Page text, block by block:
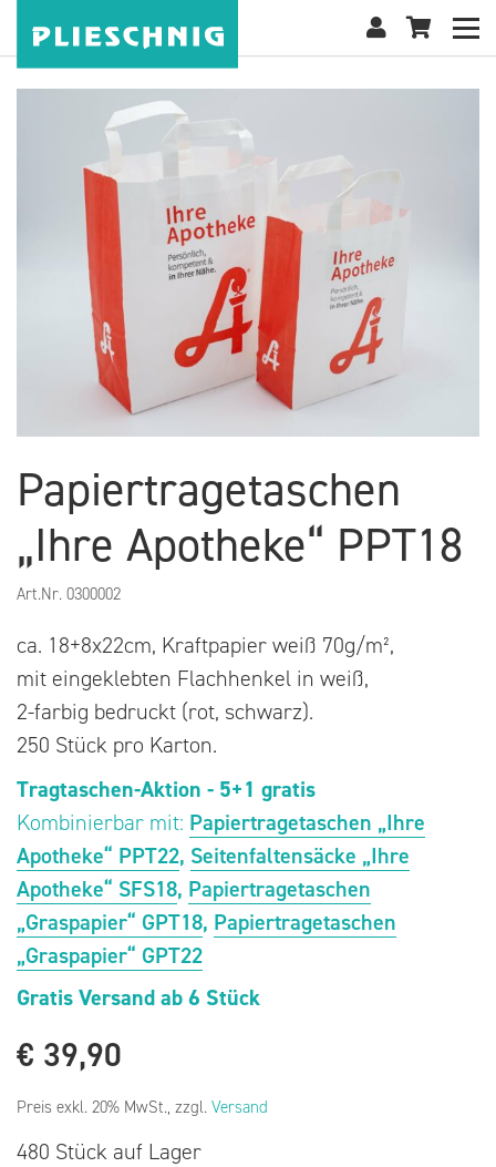
Papiertragetaschen
„Ihre Apotheke“ PPT18
Art.Nr. 0300002
ca. 18+8x22cm, Kraftpapier weiß 70g/m²,
mit eingeklebten Flachhenkel in weiß,
2-farbig bedruckt (rot, schwarz).
250 Stück pro Karton.
Tragtaschen-Aktion - 5+1 gratis
Kombinierbar mit: Papiertragetaschen „Ihre
Apotheke“ PPT22, Seitenfaltensäcke „Ihre
Apotheke“ SFS18, Papiertragetaschen
„Graspapier“ GPT18, Papiertragetaschen
„Graspapier“ GPT22
Gratis Versand ab 6 Stück
€ 39,90
Preis exkl. 20% MwSt., zzgl. Versand
480 Stück auf Lager